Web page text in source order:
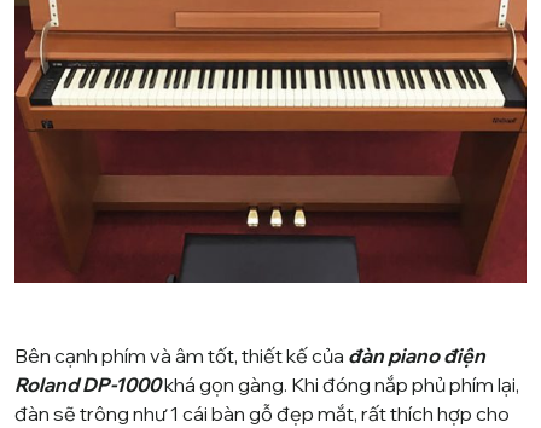
Bên cạnh phím và âm tốt, thiết kế của đàn piano điện
Roland DP-1000khá gọn gàng. Khi đóng nắp phủ phím lại,
đàn sẽ trông như 1 cái bàn gỗ đẹp mắt, rất thích hợp cho